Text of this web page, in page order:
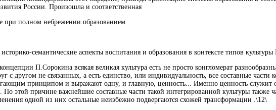
России. Произошла и соответственная
при полном небрежении образованием .
семантические аспекты воспитания и образования в контексте типов культуры
П.Сорокина всякая великая культура есть не просто конгломерат
с другом не связанных, а есть единство, или индивидуальность, все составные части
принципом и выражают одну, и главную, ценность... Именно ценность служит
По этой причине важнейшие составные части такой интегрированной культуры также
одной из них остальные неизбежно подвергаются схожей трансформации .\12\